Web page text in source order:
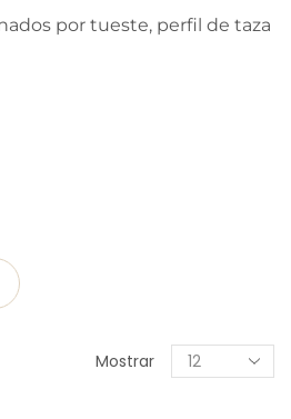
por tueste, perfil de taza
Mostrar